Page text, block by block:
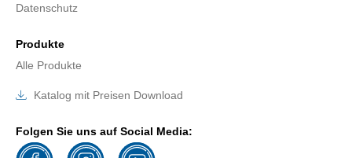
Datenschutz
Produkte
Alle Produkte
Katalog mit Preisen Download
Folgen Sie uns auf Social Media: